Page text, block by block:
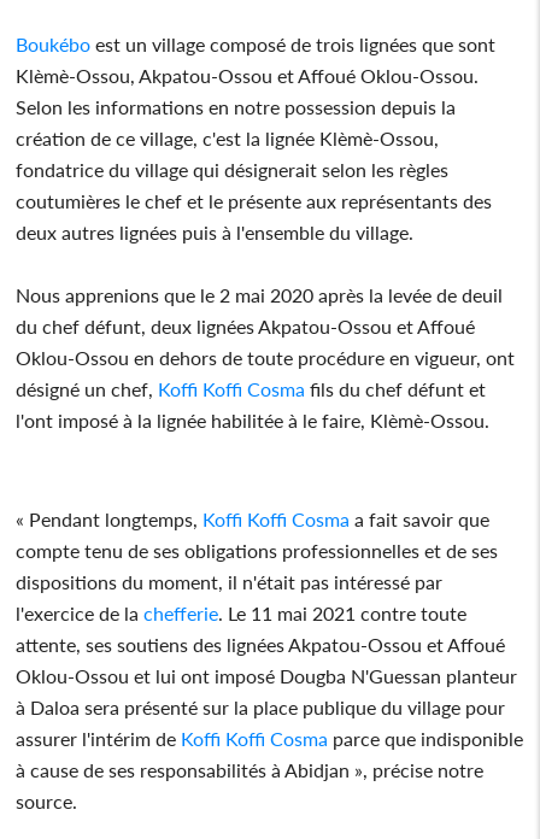
Boukébo est un village composé de trois lignées que sont
Klèmè-Ossou, Akpatou-Ossou et Affoué Oklou-Ossou.
Selon les informations en notre possession depuis la
création de ce village, c'est la lignée Klèmè-Ossou,
fondatrice du village qui désignerait selon les règles
coutumières le chef et le présente aux représentants des
deux autres lignées puis à l'ensemble du village.
Nous apprenions que le 2 mai 2020 après la levée de deuil
du chef défunt, deux lignées Akpatou-Ossou et Affoué
Oklou-Ossou en dehors de toute procédure en vigueur, ont
désigné un chef, Koffi Koffi Cosma fils du chef défunt et
l'ont imposé à la lignée habilitée à le faire, Klèmè-Ossou.
« Pendant longtemps, Koffi Koffi Cosma a fait savoir que
compte tenu de ses obligations professionnelles et de ses
dispositions du moment, il n'était pas intéressé par
l'exercice de lachefferie . Le 11 mai 2021 contre toute
attente, ses soutiens des lignées Akpatou-Ossou et Affoué
Oklou-Ossou et lui ont imposé Dougba N'Guessan planteur
à Daloa sera présenté sur la place publique du village pour
assurer l'intérim de Koffi Koffi Cosma parce que indisponible
à cause de ses responsabilités à Abidjan », précise notre
source.